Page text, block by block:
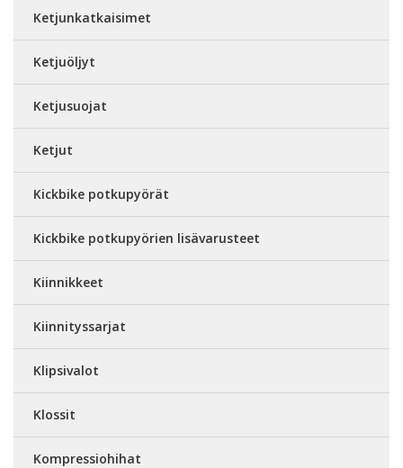
Ketjunkatkaisimet
Ketjuöljyt
Ketjusuojat
Ketjut
Kickbike potkupyörät
Kickbike potkupyörien lisävarusteet
Kiinnikkeet
Kiinnityssarjat
Klipsivalot
Klossit
Kompressiohihat